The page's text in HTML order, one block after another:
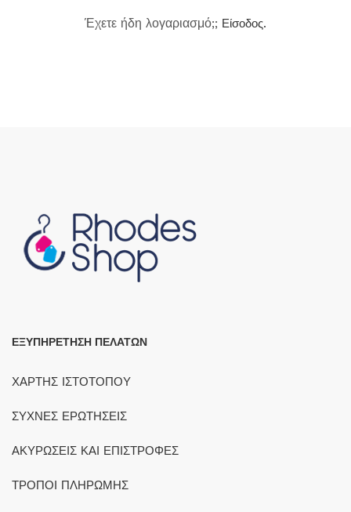
Έχετε ήδη λογαριασμό;; Είσοδος.
ΕΞΥΠΗΡΕΤΗΣΗ ΠΕΛΑΤΩΝ
ΧΑΡΤΗΣ ΙΣΤΟΤΟΠΟΥ
ΣΥΧΝΕΣ ΕΡΩΤΗΣΕΙΣ
ΑΚΥΡΩΣΕΙΣ ΚΑΙ ΕΠΙΣΤΡΟΦΕΣ
ΤΡΟΠΟΙ ΠΛΗΡΩΜΗΣ